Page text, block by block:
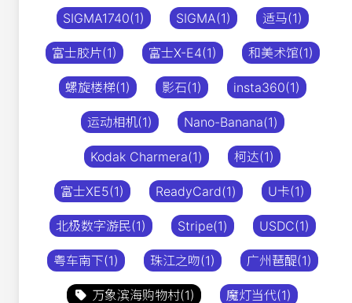
SIGMA1740(1) SIGMA(1) 适马(1)
富士胶片(1) 富士X-E4(1) 和美术馆(1)
螺旋楼梯(1) 影石(1) insta360(1)
运动相机(1) Nano-Banana(1)
Kodak Charmera(1) 柯达(1)
富士XE5(1) ReadyCard(1) U卡(1)
北极数字游民(1) Stripe(1) USDC(1)
粤车南下(1) 珠江之吻(1) 广州琶醍(1)
万象滨海购物村(1) 魔灯当代(1)